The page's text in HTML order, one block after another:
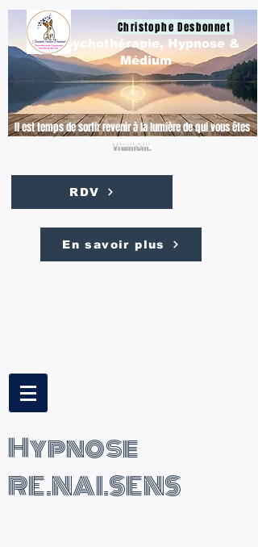
Christophe Desbonnet
Il est temps de sortir revenir à la lumière de qui vous êtes
vraiment.
Psychothérapie, Hypnose &
Médium
RDV
En savoir plus
Hypnose
RE.NAI.SENS